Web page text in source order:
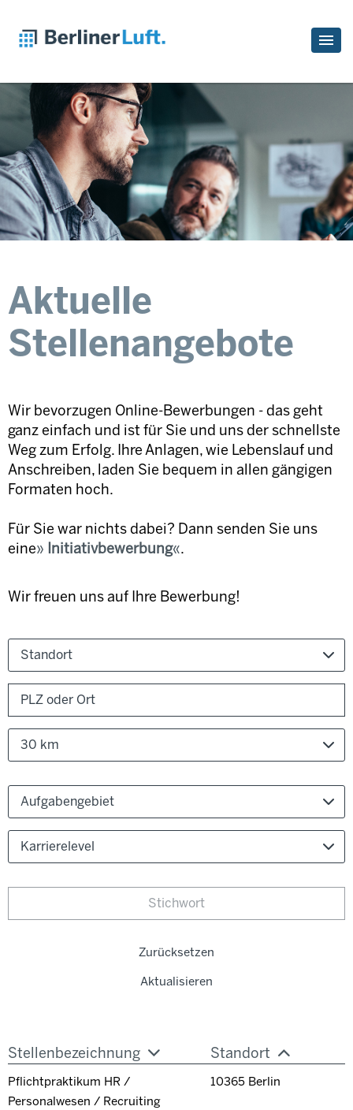
Aktuelle
Stellenangebote
Wir bevorzugen Online-Bewerbungen - das geht
ganz einfach und ist für Sie und uns der schnellste
Weg zum Erfolg. Ihre Anlagen, wie Lebenslauf und
Anschreiben, laden Sie bequem in allen gängigen
Formaten hoch.
Für Sie war nichts dabei? Dann senden Sie uns
eine
Initiativbewerbung .
Wir freuen uns auf Ihre Bewerbung!
Standort
30 km
Aufgabengebiet
Karrierelevel
Zurücksetzen
Aktualisieren
Stellenbezeichnung Standort
Pflichtpraktikum HR /
Personalwesen / Recruiting
10365 Berlin